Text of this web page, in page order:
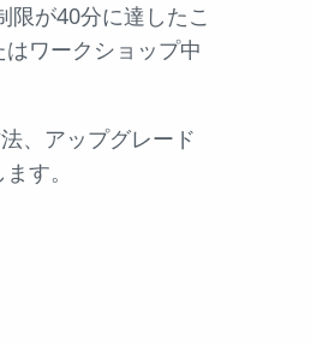
限が40分に達したこ
ワークショップ中
、アップグレード
す。